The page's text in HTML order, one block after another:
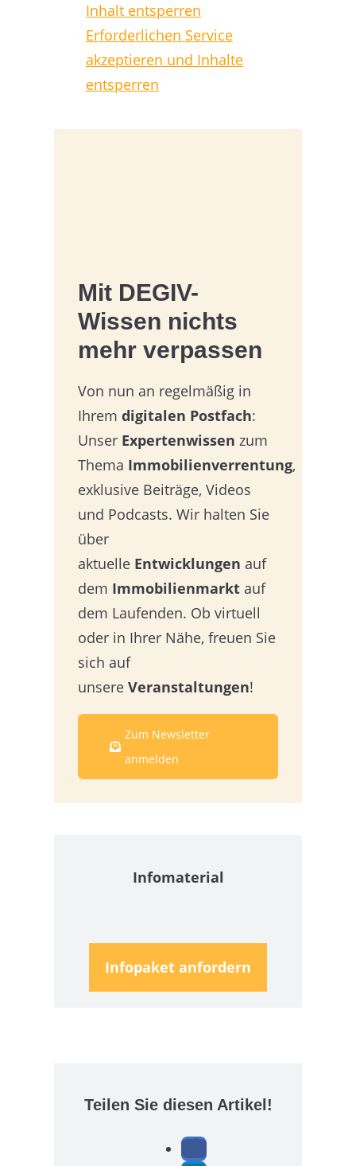
Inhalt entsperren
Erforderlichen Service
akzeptieren und Inhalte
entsperren
Mit DEGIV-
Wissen nichts
mehr verpassen
Von nun an regelmäßig in
Ihrem digitalen Postfach:
Unser Expertenwissen zum
Thema Immobilienverrentung,
exklusive Beiträge, Videos
und Podcasts. Wir halten Sie
über
aktuelle Entwicklungen auf
dem Immobilienmarkt auf
dem Laufenden. Ob virtuell
oder in Ihrer Nähe, freuen Sie
sich auf
unsere Veranstaltungen!
Zum Newsletter
anmelden
Infomaterial
Infopaket anfordern
Teilen Sie diesen Artikel!